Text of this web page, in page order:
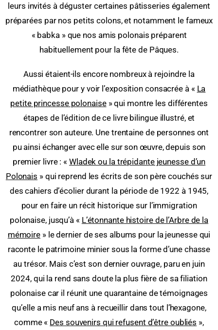
leurs invités à déguster certaines pâtisseries également
préparées par nos petits colons, et notamment le fameux
« babka » que nos amis polonais préparent
habituellement pour la fête de Pâques.
Aussi étaient-ils encore nombreux à rejoindre la
médiathèque pour y voir l’exposition consacrée à « La
petite princesse polonaise» qui montre les différentes
étapes de l’édition de ce livre bilingue illustré, et
rencontrer son auteure. Une trentaine de personnes ont
pu ainsi échanger avec elle sur son œuvre, depuis son
premier livre : « Wladek ou la trépidante jeunesse d’un
Polonais » qui reprend les écrits de son père couchés sur
des cahiers d’écolier durant la période de 1922 à 1945,
pour en faire un récit historique sur l’immigration
polonaise, jusqu’à « L’étonnante histoire de l’Arbre de la
mémoire » le dernier de ses albums pour la jeunesse qui
raconte le patrimoine minier sous la forme d’une chasse
au trésor. Mais c’est son dernier ouvrage, paru en juin
2024, qui la rend sans doute la plus fière de sa filiation
polonaise car il réunit une quarantaine de témoignages
qu’elle a mis neuf ans à recueillir dans tout l’hexagone,
comme « Des souvenirs qui refusent d’être oubliés »,